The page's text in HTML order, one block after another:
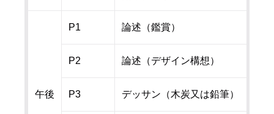
午後
P1 論述（鑑賞）
P2 論述（デザイン構想）
P3 デッサン（木炭又は鉛筆）